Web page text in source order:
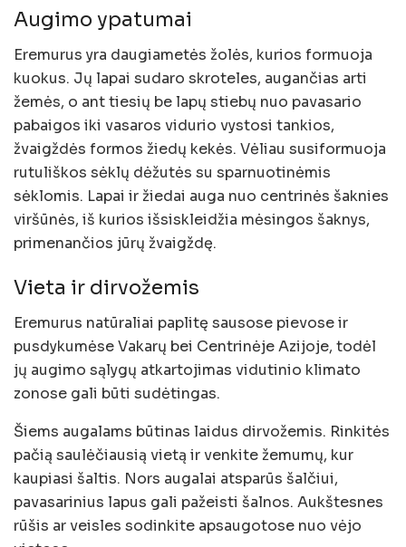
Augimo ypatumai
Eremurus yra daugiametės žolės, kurios formuoja
kuokus. Jų lapai sudaro skroteles, augančias arti
žemės, o ant tiesių be lapų stiebų nuo pavasario
pabaigos iki vasaros vidurio vystosi tankios,
žvaigždės formos žiedų kekės. Vėliau susiformuoja
rutuliškos sėklų dėžutės su sparnuotinėmis
sėklomis. Lapai ir žiedai auga nuo centrinės šaknies
viršūnės, iš kurios išsiskleidžia mėsingos šaknys,
primenančios jūrų žvaigždę.
Vieta ir dirvožemis
Eremurus natūraliai paplitę sausose pievose ir
pusdykumėse Vakarų bei Centrinėje Azijoje, todėl
jų augimo sąlygų atkartojimas vidutinio klimato
zonose gali būti sudėtingas.
Šiems augalams būtinas laidus dirvožemis. Rinkitės
pačią saulėčiausią vietą ir venkite žemumų, kur
kaupiasi šaltis. Nors augalai atsparūs šalčiui,
pavasarinius lapus gali pažeisti šalnos. Aukštesnes
rūšis ar veisles sodinkite apsaugotose nuo vėjo